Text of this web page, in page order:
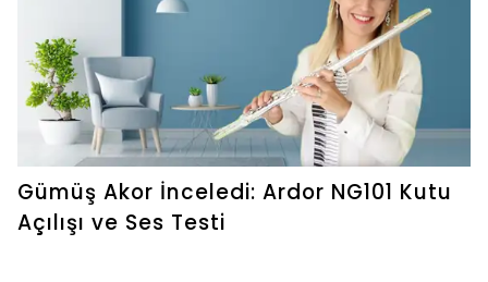
Gümüş Akor İnceledi: Ardor NG101 Kutu
Açılışı ve Ses Testi